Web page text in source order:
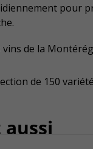
pour
de la
de 150
aussi